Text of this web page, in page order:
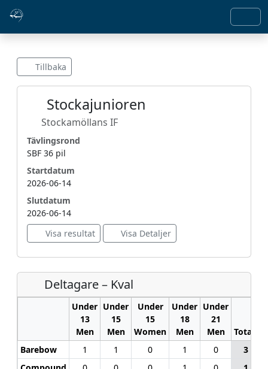
Tillbaka
Stockajunioren
Stockamöllans IF
Tävlingsrond
SBF 36 pil
Startdatum
2026-06-14
Slutdatum
2026-06-14
Visa resultat
Visa Detaljer
Deltagare – Kval
Under
13
Men
Under
15
Men
Under
15
Women
Under
18
Men
Under
21
Men
Totalt
Barebow
1 1 0 1 0
3